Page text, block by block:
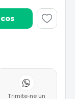
Trimite-ne un